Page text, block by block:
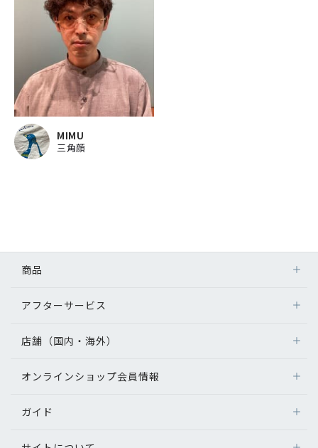
MIMU
三角顔
商品
アフターサービス
店舗（国内・海外）
オンラインショップ会員情報
ガイド